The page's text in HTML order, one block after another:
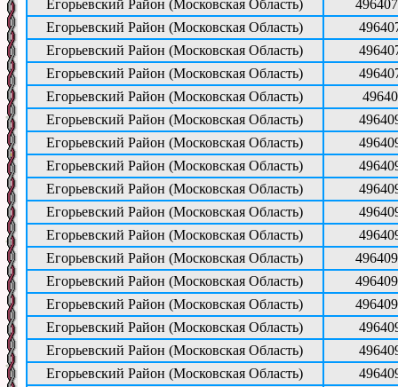
Егорьевский Район (Московская Область)
Егорьевский Район (Московская Область)
Егорьевский Район (Московская Область)
Егорьевский Район (Московская Область)
Егорьевский Район (Московская Область)
Егорьевский Район (Московская Область)
Егорьевский Район (Московская Область)
Егорьевский Район (Московская Область)
Егорьевский Район (Московская Область)
Егорьевский Район (Московская Область)
Егорьевский Район (Московская Область)
Егорьевский Район (Московская Область)
Егорьевский Район (Московская Область)
Егорьевский Район (Московская Область)
Егорьевский Район (Московская Область)
Егорьевский Район (Московская Область)
Егорьевский Район (Московская Область)